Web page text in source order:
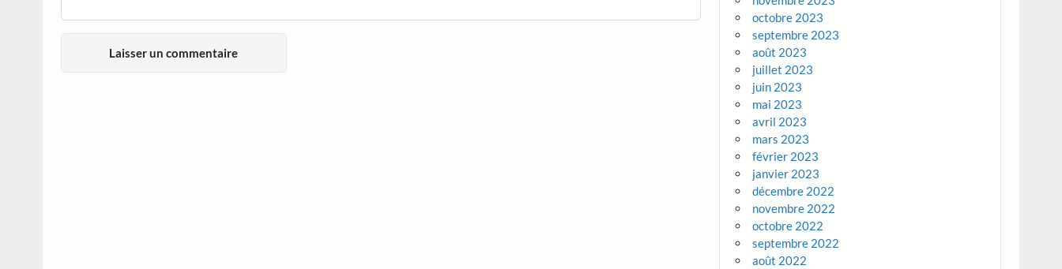
octobre 2023
septembre 2023
août 2023
juillet 2023
juin 2023
mai 2023
avril 2023
mars 2023
février 2023
janvier 2023
décembre 2022
novembre 2022
octobre 2022
septembre 2022
août 2022